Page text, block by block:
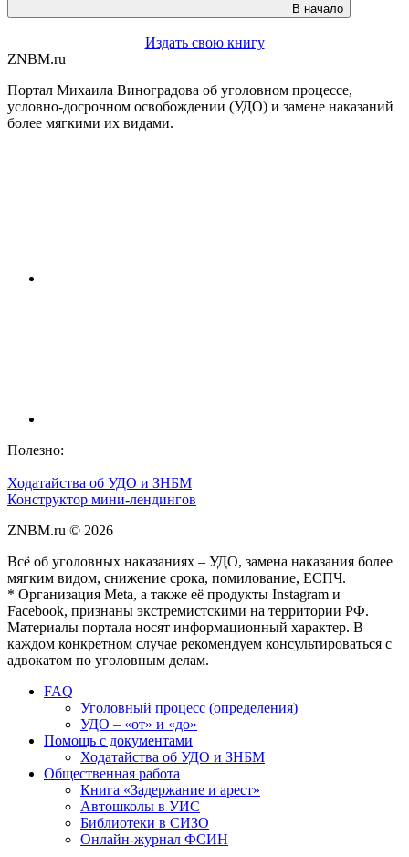
В начало
Издать свою книгу
ZNBM.ru
Портал Михаила Виноградова об уголовном процессе,
условно-досрочном освобождении (УДО) и замене наказаний
более мягкими их видами.
Полезно:
Ходатайства об УДО и ЗНБМ
Конструктор мини-лендингов
ZNBM.ru © 2026
Всё об уголовных наказаниях – УДО, замена наказания более
мягким видом, снижение срока, помилование, ЕСПЧ.
* Организация Meta, а также её продукты Instagram и
Facebook, признаны экстремистскими на территории РФ.
Материалы портала носят информационный характер. В
каждом конкретном случае рекомендуем консультироваться с
адвокатом по уголовным делам.
FAQ
Уголовный процесс (определения)
УДО – «от» и «до»
Помощь с документами
Ходатайства об УДО и ЗНБМ
Общественная работа
Книга «Задержание и арест»
Автошколы в УИС
Библиотеки в СИЗО
Онлайн-журнал ФСИН